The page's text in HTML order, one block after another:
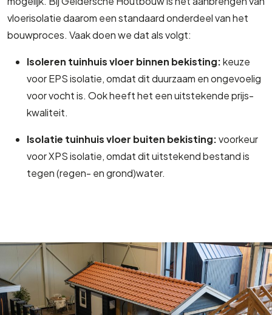
vloerisolatie daarom een standaard onderdeel van het
bouwproces. Vaak doen we dat als volgt:
Isoleren tuinhuis vloer binnen bekisting:keuze
voor EPS isolatie, omdat dit duurzaam en ongevoelig
voor vocht is. Ook heeft het een uitstekende prijs-
kwaliteit.
Isolatie tuinhuis vloer buiten bekisting:voorkeur
voor XPS isolatie, omdat dit uitstekend bestand is
tegen (regen- en grond)water.